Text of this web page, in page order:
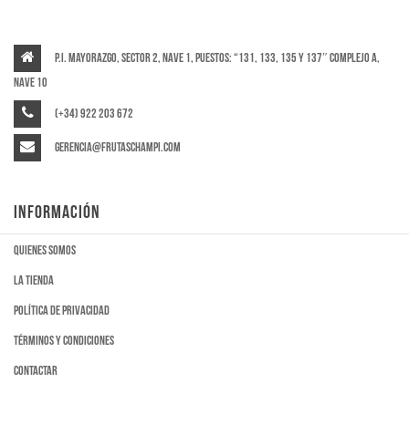
P.I. Mayorazgo, Sector 2, Nave 1, puestos: “131, 133, 135 y 137″ Complejo A,
Nave 10
(+34) 922 203 672
gerencia@frutaschampi.com
INFORMACIÓN
Quienes somos
La tienda
Política de privacidad
Términos y condiciones
Contactar